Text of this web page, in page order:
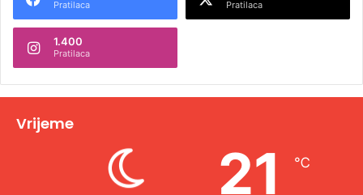
n
t
v
Pratilaca Pratilaca
1.400
Pratilaca
Vrijeme
21 ℃